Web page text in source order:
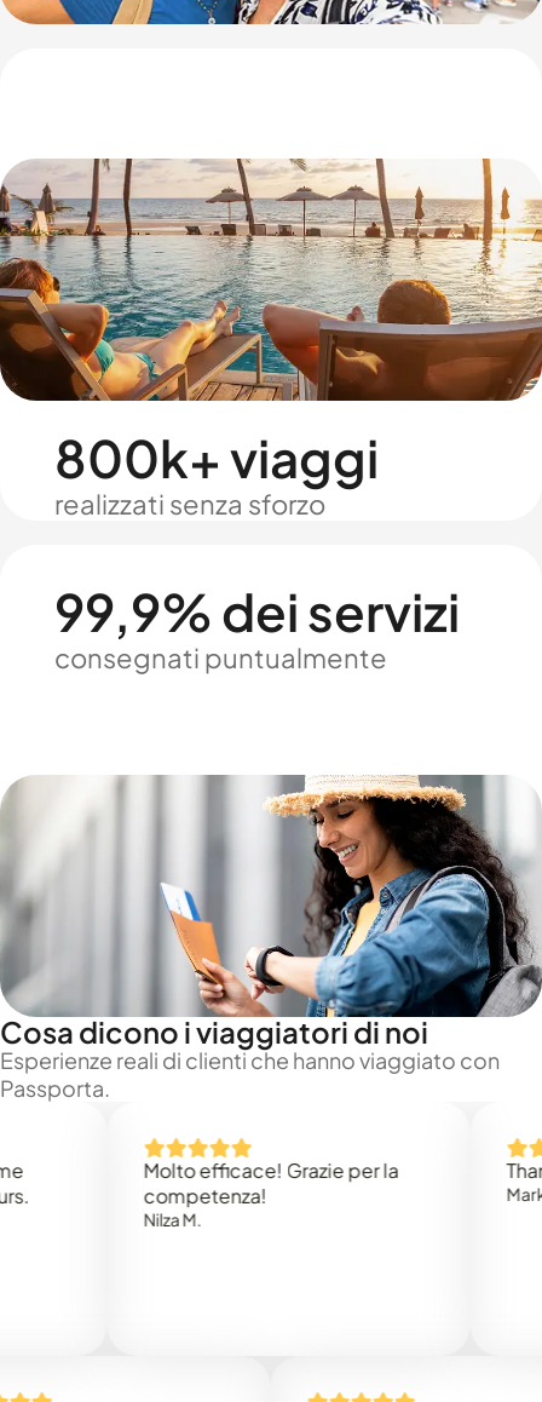
800k+ viaggi
realizzati senza sforzo
99,9% dei servizi
consegnati puntualmente
Cosa dicono i viaggiatori di noi
Esperienze reali di clienti che hanno viaggiato con
Passporta.
Molto efficace! Grazie per la
competenza!
Nilza M.
Thank
Mark N.